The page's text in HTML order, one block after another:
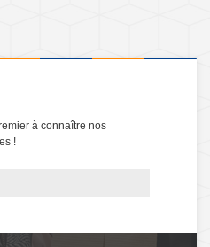
à connaître nos
!